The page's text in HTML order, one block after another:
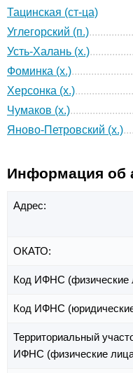
Тацинская (ст-ца)
Углегорский (п.)
Усть-Халань (х.)
Фоминка (х.)
Херсонка (х.)
Чумаков (х.)
Яново-Петровский (х.)
Информация об
Адрес:
ОКАТО:
Код ИФНС (физические
Код ИФНС
Территориальный
ИФНС (физические